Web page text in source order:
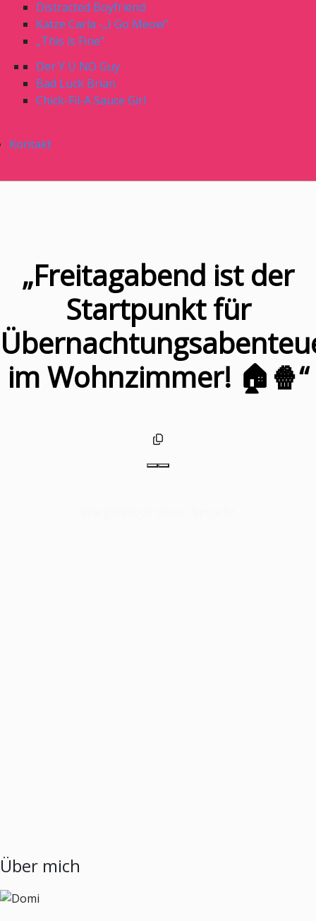
Distracted Boyfriend
Katze Carla -„I Go Meow“
„This is Fine“
Der Y U NO Guy
Bad Luck Brian
Chick-Fil-A Sauce Girl
Kontakt
„Freitagabend ist der
Startpunkt für
im Wohnzimmer! 🏠🍿“
Über mich